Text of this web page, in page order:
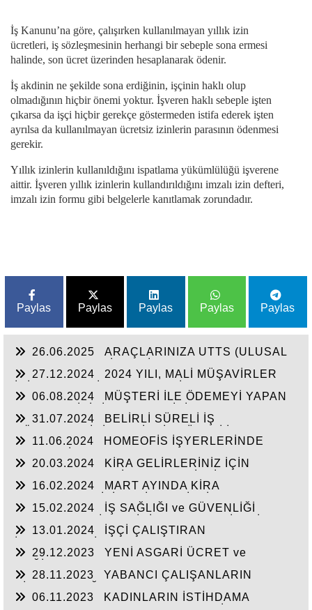
İş Kanunu’na göre, çalışırken kullanılmayan yıllık izin
ücretleri, iş sözleşmesinin herhangi bir sebeple sona ermesi
halinde, son ücret üzerinden hesaplanarak ödenir.
İş akdinin ne şekilde sona erdiğinin, işçinin haklı olup
olmadığının hiçbir önemi yoktur. İşveren haklı sebeple işten
çıkarsa da işçi hiçbir gerekçe göstermeden istifa ederek işten
ayrılsa da kullanılmayan ücretsiz izinlerin parasının ödenmesi
gerekir.
Yıllık izinlerin kullanıldığını ispatlama yükümlülüğü işverene
aittir. İşveren yıllık izinlerin kullandırıldığını imzalı izin defteri,
imzalı izin formu gibi belgelerle kanıtlamak zorundadır.
Paylas Paylas Paylas Paylas Paylas
26.06.2025
ARAÇLARINIZA UTTS (ULUSAL
GÜN 30.06.2025
27.12.2024
2024 YILI, MALİ MÜŞAVİRLER
ZORLUKLARLA DOLU BİR YIL OLDU
06.08.2024
MÜŞTERİ İLE ÖDEMEYİ YAPAN
DURUMUNDA CEZA MI GELECEK?
31.07.2024
BELİRLİ SÜRELİ İŞ
SÖZLEŞMESİNE DÖNÜŞMESİ, İŞÇİNİN KIDEM
ve İHBAR TAZMİNATI HAKLARI:
11.06.2024
HOMEOFİS İŞYERLERİNDE
20.03.2024
KİRA GELİRLERİNİZ İÇİN
İNDİRİM HAKLARINIZIN OLDUĞUNU BİLİYOR
MUSUNUZ?
16.02.2024
MART AYINDA KİRA
İstisnası 2023 Yılı İçin 21.000,00 TL)
UYGULAYACAKSINIZ,
15.02.2024
İŞ SAĞLIĞI ve GÜVENLİĞİ
SINIFTA YER ALIYORSA, ONDAN FAZLA
ÇALIŞANINIZ
13.01.2024
İŞÇİ ÇALIŞTIRAN
KARŞILAŞMAMASI İÇİN UYMASI GEREKEN
ÖNEMLİ KURALLAR:
29.12.2023
YENİ ASGARİ ÜCRET ve
28.11.2023
YABANCI ÇALIŞANLARIN
06.11.2023
KADINLARIN İSTİHDAMA